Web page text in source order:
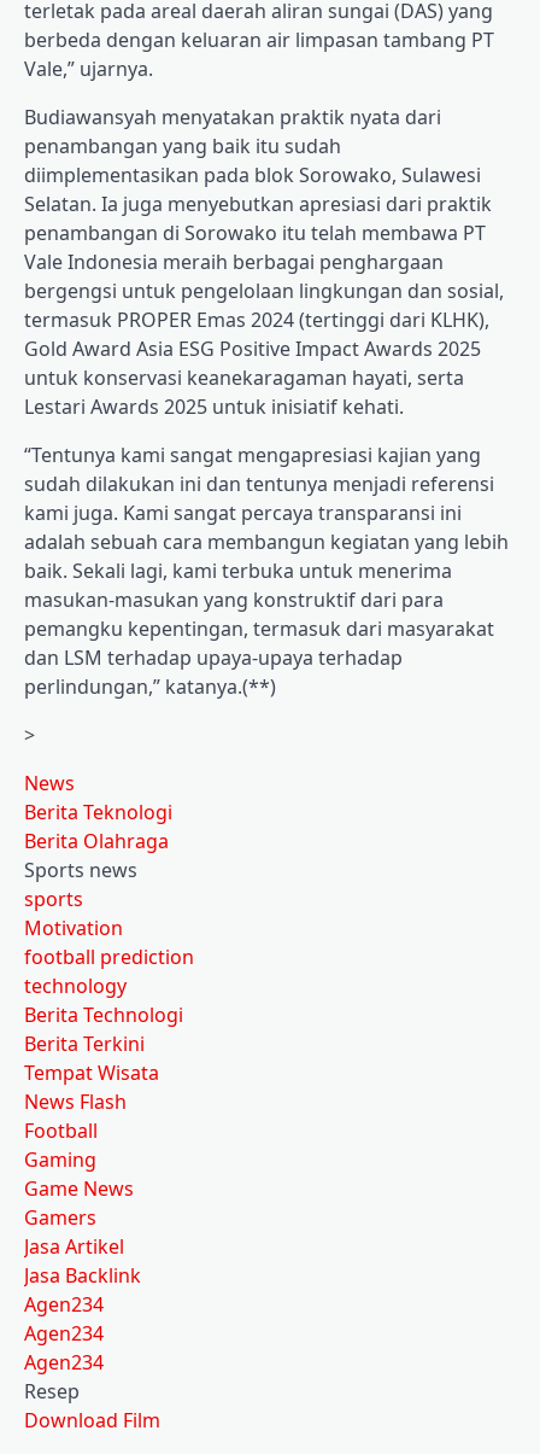
terletak pada areal daerah aliran sungai (DAS) yang
berbeda dengan keluaran air limpasan tambang PT
Vale,” ujarnya.
Budiawansyah menyatakan praktik nyata dari
penambangan yang baik itu sudah
diimplementasikan pada blok Sorowako, Sulawesi
Selatan. Ia juga menyebutkan apresiasi dari praktik
penambangan di Sorowako itu telah membawa PT
Vale Indonesia meraih berbagai penghargaan
bergengsi untuk pengelolaan lingkungan dan sosial,
termasuk PROPER Emas 2024 (tertinggi dari KLHK),
Gold Award Asia ESG Positive Impact Awards 2025
untuk konservasi keanekaragaman hayati, serta
Lestari Awards 2025 untuk inisiatif kehati.
“Tentunya kami sangat mengapresiasi kajian yang
sudah dilakukan ini dan tentunya menjadi referensi
kami juga. Kami sangat percaya transparansi ini
adalah sebuah cara membangun kegiatan yang lebih
baik. Sekali lagi, kami terbuka untuk menerima
masukan-masukan yang konstruktif dari para
pemangku kepentingan, termasuk dari masyarakat
dan LSM terhadap upaya-upaya terhadap
perlindungan,” katanya.(**)
>
News
Berita Teknologi
Berita Olahraga
Sports news
sports
Motivation
football prediction
technology
Berita Technologi
Berita Terkini
Tempat Wisata
News Flash
Football
Gaming
Game News
Gamers
Jasa Artikel
Jasa Backlink
Agen234
Agen234
Agen234
Resep
Download Film